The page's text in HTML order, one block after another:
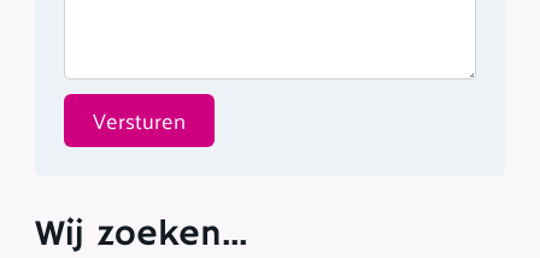
Versturen
Wij zoeken...